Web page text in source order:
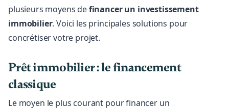
plusieurs moyens definancer un investissement
immobilier. Voici les principales solutions pour
concrétiser votre projet.
Prêt immobilier : le financement
classique
Le moyen le plus courant pour financer un